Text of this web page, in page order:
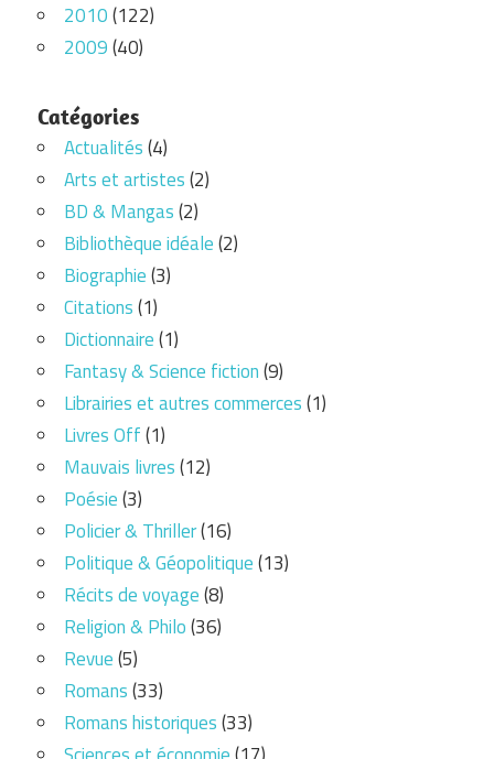
2010(122)
2009(40)
Catégories
Actualités(4)
Arts et artistes(2)
BD & Mangas(2)
Bibliothèque idéale(2)
Biographie(3)
Citations(1)
Dictionnaire(1)
Fantasy & Science fiction(9)
Librairies et autres commerces(1)
Livres Off(1)
Mauvais livres(12)
Poésie(3)
Policier & Thriller(16)
Politique & Géopolitique(13)
Récits de voyage(8)
Religion & Philo(36)
Revue(5)
Romans(33)
Romans historiques(33)